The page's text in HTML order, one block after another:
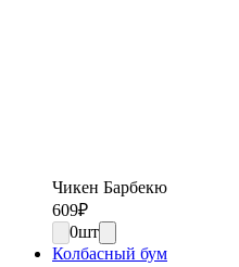
Чикен Барбекю
609₽
0шт
Колбасный бум